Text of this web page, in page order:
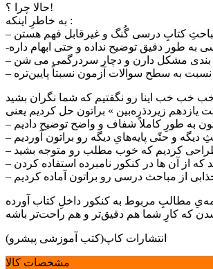
حالا چرا ؟!
به خاطرِ اینکه :
مباحثِ کتابِ درسی گُنگ و غیرقابل فهم هستن
طور دقیق توضیح نداده و حتی ابهام داره
بندی مشکل دارن و دچار سردرگمی می شن
به سطح سوالات آزمون نسبتاً پایین‌تره
به طورِ کاملاً شفاف و واضح توضیح دادیم
دیگه و حتّی پایه‌هایِ دیگه رو براتون آوردیم
طراحی کردیم که خوب مطلب رو متوجه بشید
از آن ها در کنکور نامبرده استفاده کردن
از مباحث درسی رو براتون آماده کردیم
مطالبِ مربوط به کنکور داخلِ کتاب آورده
انتشارات کاپ(کتب آموزشی پیشرو)
مشخصات کالا